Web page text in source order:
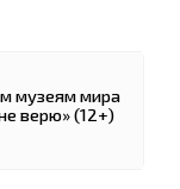
музеям мира
верю» (12+)